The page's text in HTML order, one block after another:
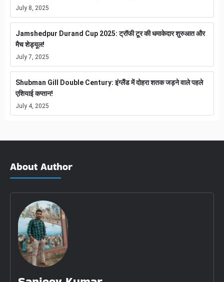
July 8, 2025
Jamshedpur Durand Cup 2025: ट्रॉफी टूर की धमाकेदार शुरुआत और
मैच शेड्यूल!
July 7, 2025
Shubman Gill Double Century: इंग्लैंड में दोहरा शतक जड़ने वाले पहले
एशियाई कप्तान!
July 4, 2025
About Author